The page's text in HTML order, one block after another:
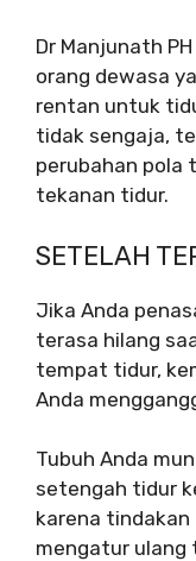
Dr Manjunath
orang dewasa
rentan untuk
tidak sengaja,
perubahan pola
tekanan tidur.
SETELAH
Jika Anda
terasa hilang
tempat tidur,
Anda
Tubuh Anda
setengah tidur
karena tindakan
mengatur ulang